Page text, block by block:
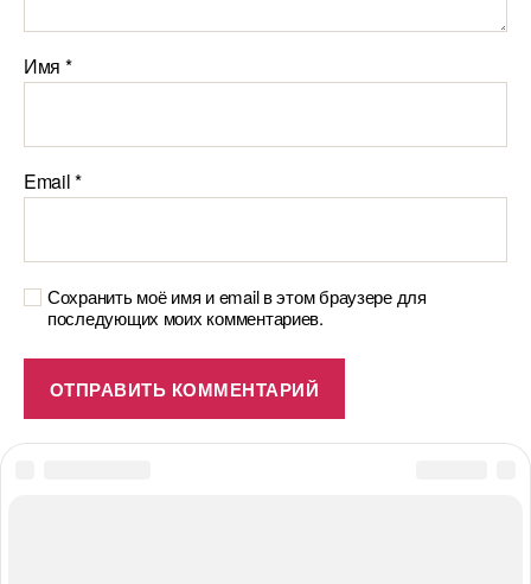
Имя *
Email*
Сохранить моё имя и email в этом браузере для
последующих моих комментариев.